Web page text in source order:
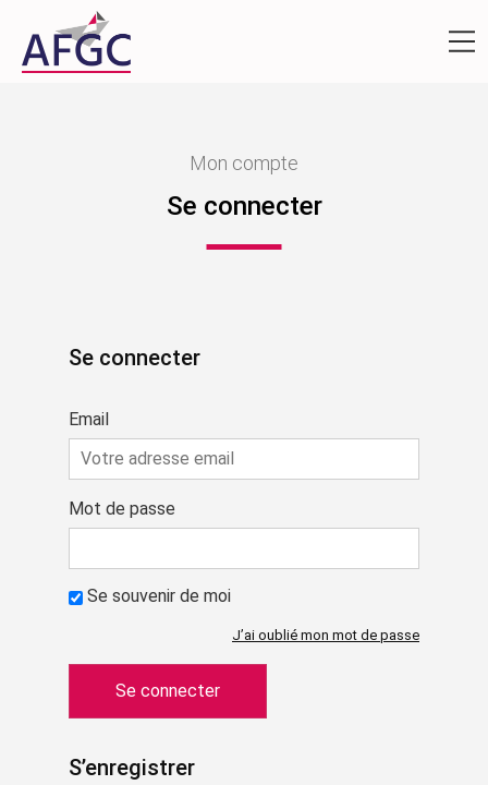
Mon compte
Se connecter
Se connecter
Email
Mot de passe
Se souvenir de moi
J’ai oublié mon mot de passe
S’enregistrer